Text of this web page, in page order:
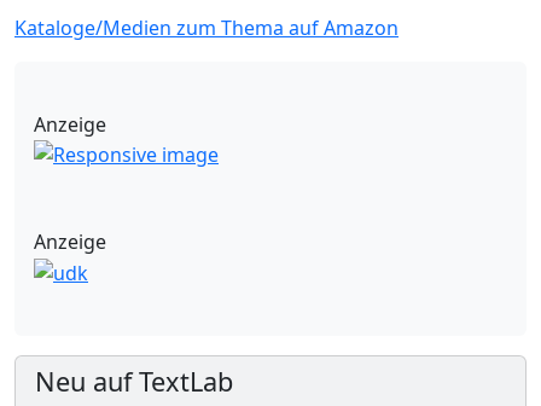
Kataloge/Medien zum Thema auf Amazon
Anzeige
Anzeige
Neu auf TextLab